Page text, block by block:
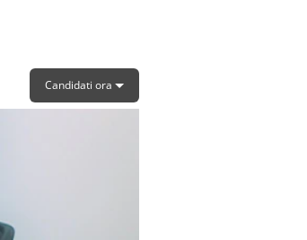
Candidati ora